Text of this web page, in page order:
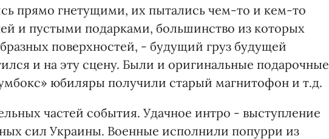
прямо гнетущими, их пытались чем-то и кем-то
и пустыми подарками, большинство из которых
поверхностей, - будущий груз будущей
и на эту сцену. Были и оригинальные подарочные
юбиляры получили старый магнитофон и т.д.
частей события. Удачное интро - выступление
сил Украины. Военные исполнили попурри из